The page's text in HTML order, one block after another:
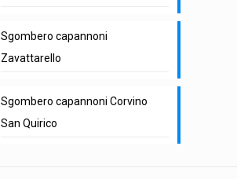
Sgombero capannoni
Zavattarello
Sgombero capannoni Corvino
San Quirico